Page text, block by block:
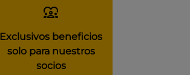
Exclusivos beneficios
solo para nuestros
socios